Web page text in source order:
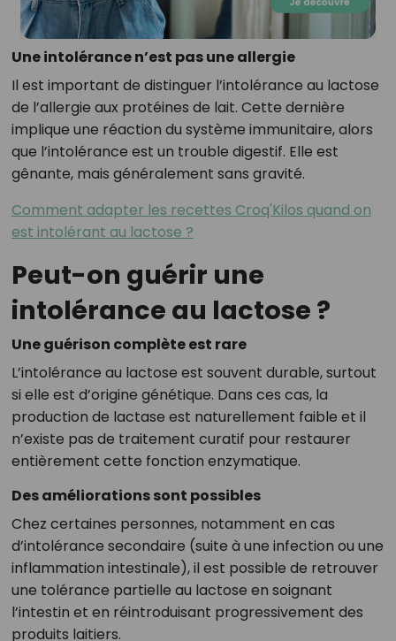
Une intolérance n’est pas une allergie
Il est important de distinguer l’intolérance au lactose
de l’allergie aux protéines de lait. Cette dernière
implique une réaction du système immunitaire, alors
que l’intolérance est un trouble digestif. Elle est
gênante, mais généralement sans gravité.
Comment adapter les recettes Croq'Kilos quand on
est intolérant au lactose ?
Peut-on guérir une
intolérance au lactose ?
Une guérison complète est rare
L’intolérance au lactose est souvent durable, surtout
si elle est d’origine génétique. Dans ces cas, la
production de lactase est naturellement faible et il
n’existe pas de traitement curatif pour restaurer
entièrement cette fonction enzymatique.
Des améliorations sont possibles
Chez certaines personnes, notamment en cas
d’intolérance secondaire (suite à une infection ou une
inflammation intestinale), il est possible de retrouver
une tolérance partielle au lactose en soignant
l’intestin et en réintroduisant progressivement des
produits laitiers.